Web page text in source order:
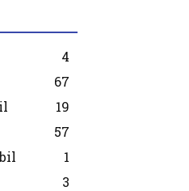
4
67
19
57
1
3